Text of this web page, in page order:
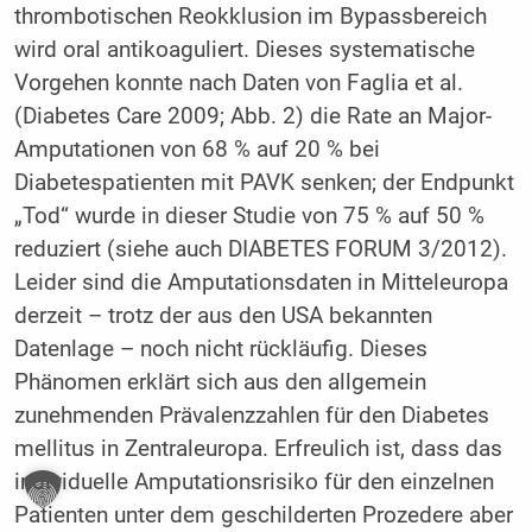
thrombotischen Reokklusion im Bypassbereich
wird oral antikoaguliert. Dieses systematische
Vorgehen konnte nach Daten von Faglia et al.
(Diabetes Care 2009; Abb. 2) die Rate an Major-
Amputationen von 68 % auf 20 % bei
Diabetespatienten mit PAVK senken; der Endpunkt
„Tod“ wurde in dieser Studie von 75 % auf 50 %
reduziert (siehe auch DIABETES FORUM 3/2012).
Leider sind die Amputationsdaten in Mitteleuropa
derzeit – trotz der aus den USA bekannten
Datenlage – noch nicht rückläufig. Dieses
Phänomen erklärt sich aus den allgemein
zunehmenden Prävalenzzahlen für den Diabetes
mellitus in Zentraleuropa. Erfreulich ist, dass das
individuelle Amputationsrisiko für den einzelnen
Patienten unter dem geschilderten Prozedere aber